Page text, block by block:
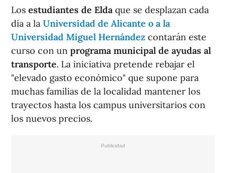
Los estudiantes de Elda que se desplazan cada
día a la Universidad de Alicante o a la
Universidad Miguel Hernández contarán este
curso con un programa municipal de ayudas al
transporte. La iniciativa pretende rebajar el
"elevado gasto económico" que supone para
muchas familias de la localidad mantener los
trayectos hasta los campus universitarios con
los nuevos precios.